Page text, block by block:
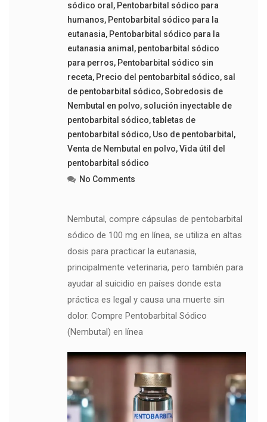
sódico oral , Pentobarbital sódico para
humanos, Pentobarbital sódico para la
eutanasia, Pentobarbital sódico para la
eutanasia animal , pentobarbital sódico
para perros, Pentobarbital sódico sin
receta, Precio del pentobarbital sódico, sal
de pentobarbital sódico,Sobredosis de
Nembutal en polvo, solución inyectable de
pentobarbital sódico,tabletas de
pentobarbital sódico, Uso de pentobarbital ,
Venta de Nembutal en polvo,Vida útil del
pentobarbital sódico
No Comments
Nembutal, compre cápsulas de pentobarbital
sódico de 100 mg en línea, se utiliza en altas
dosis para practicar la eutanasia,
principalmente veterinaria, pero también para
ayudar al suicidio en países donde esta
práctica es legal y causa una muerte sin
dolor. Compre Pentobarbital Sódico
(Nembutal) en línea